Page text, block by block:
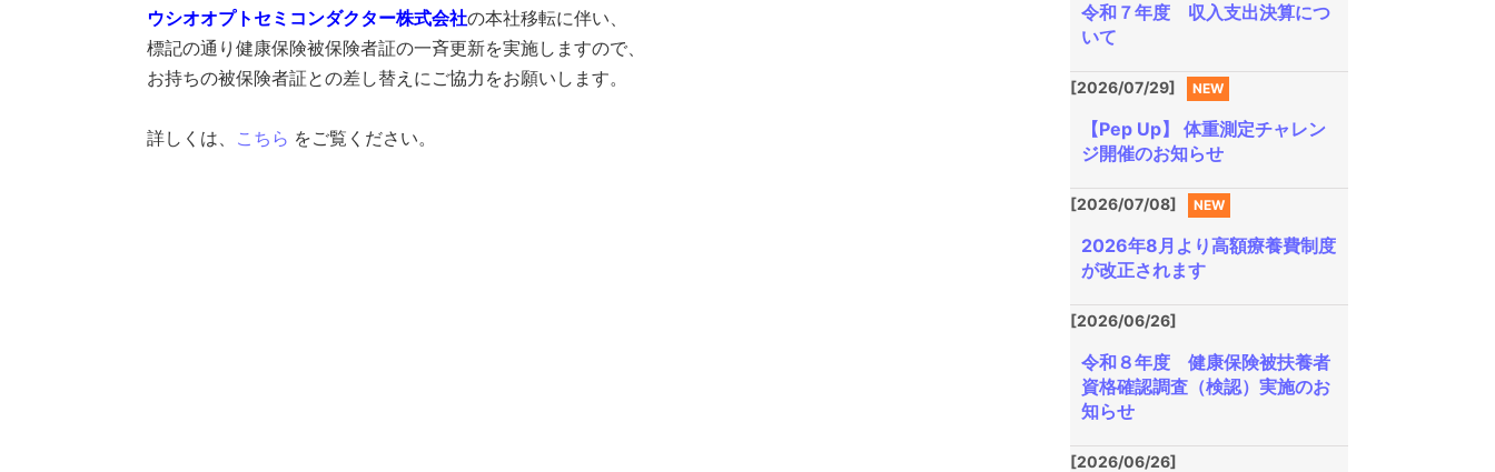
ウシオオプトセミコンダクター株式会社の本社移転に伴い、
標記の通り健康保険被保険者証の一斉更新を実施しますので、
お持ちの被保険者証との差し替えにご協力をお願いします。
詳しくは、 こちら をご覧ください。
令和７年度 収入支出決算につ
いて
[2026/07/29] NEW
【Pep Up】 体重測定チャレン
ジ開催のお知らせ
[2026/07/08] NEW
2026年8月より高額療養費制度
が改正されます
[2026/06/26]
令和８年度 健康保険被扶養者
資格確認調査（検認）実施のお
知らせ
[2026/06/26]